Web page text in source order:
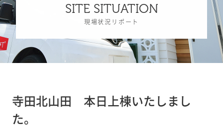
SITE SITUATION
現場状況リポート
寺田北山田 本日上棟いたしまし
た。